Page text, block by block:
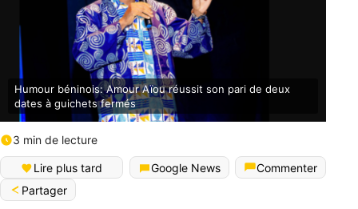
Humour béninois: Amour Aïou réussit son pari de deux
dates à guichets fermés
3 min de lecture
Lire plus tard Google News
Commenter
Partager